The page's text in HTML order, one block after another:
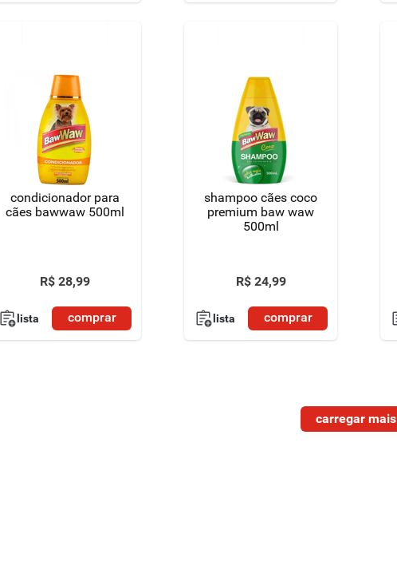
condicionador para
cães bawwaw 500ml
R$ 28,99
lista comprar
shampoo cães coco
premium baw waw
500ml
R$ 24,99
lista comprar